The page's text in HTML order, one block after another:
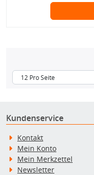
Kundenservice
Kontakt
Mein Konto
Mein Merkzettel
Newsletter